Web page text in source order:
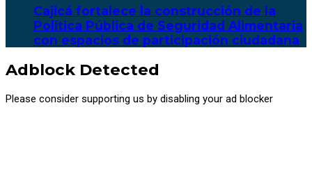
Cajicá fortalece la construcción de la
Política Pública de Seguridad Alimentaria
con espacios de participación ciudadana
Adblock Detected
Please consider supporting us by disabling your ad blocker